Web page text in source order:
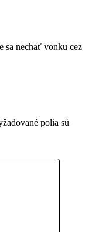
sa nechať vonku cez
polia sú